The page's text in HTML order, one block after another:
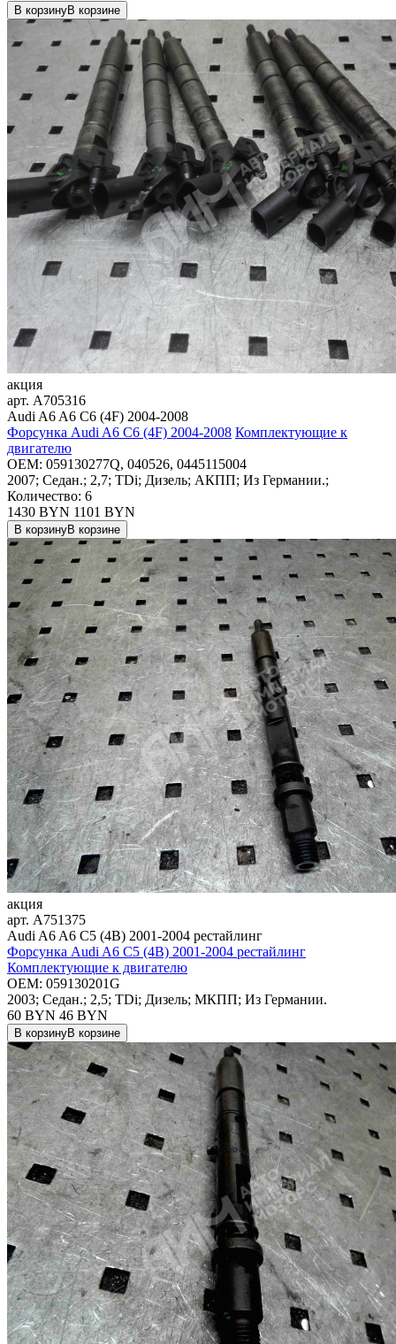
В корзинуВ корзине
акция
арт. A705316
Audi A6 A6 C6 (4F) 2004-2008
Форсунка Audi A6 C6 (4F) 2004-2008 Комплектующие к
двигателю
OEM: 059130277Q, 040526, 0445115004
2007; Седан.; 2,7; TDi; Дизель; АКПП; Из Германии.;
Количество: 6
1430 BYN 1101 BYN
В корзинуВ корзине
акция
арт. A751375
Audi A6 A6 C5 (4B) 2001-2004 рестайлинг
Форсунка Audi A6 C5 (4B) 2001-2004 рестайлинг
Комплектующие к двигателю
OEM: 059130201G
2003; Седан.; 2,5; TDi; Дизель; МКПП; Из Германии.
60 BYN 46 BYN
В корзинуВ корзине